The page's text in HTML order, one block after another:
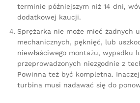
terminie późniejszym niż 14 dni,
dodatkowej kaucji.
Sprężarka nie może mieć żadnych
mechanicznych, pęknięć, lub
niewłaściwego montażu, wypadku
przeprowadzonych niezgodnie z
Powinna też być kompletna.
turbina musi nadawać się do